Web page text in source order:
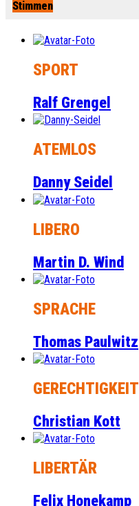
Stimmen
SPORT
Ralf Grengel
ATEMLOS
Danny Seidel
LIBERO
Martin D. Wind
SPRACHE
Thomas Paulwitz
GERECHTIGKEIT
Christian Kott
LIBERTÄR
Felix Honekamp